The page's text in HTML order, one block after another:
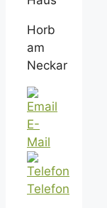
Horb
am
Neckar
E-
Mail
Telefon